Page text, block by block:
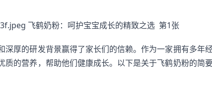
厚的研发背景赢得了家长们的信赖。作为一家拥有多年
的营养，帮助他们健康成长。以下是关于飞鹤奶粉的简